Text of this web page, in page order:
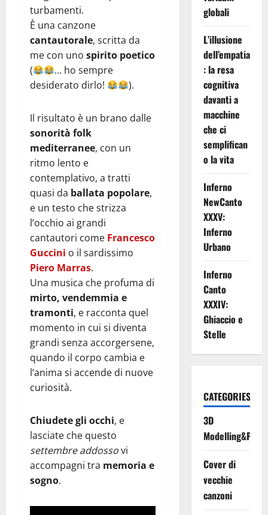
turbamenti.
È una canzone
cantautorale, scritta da
me con uno spirito poetico
(
… ho sempre
desiderato dirlo!
).
Il risultato è un brano dalle
sonorità folk
mediterranee, con un
ritmo lento e
contemplativo, a tratti
quasi da ballata popolare,
e un testo che strizza
l’occhio ai grandi
cantautori come Francesco
Guccini o il sardissimo
Piero Marras.
Una musica che profuma di
mirto, vendemmia e
tramonti, e racconta quel
momento in cui si diventa
grandi senza accorgersene,
quando il corpo cambia e
l’anima si accende di nuove
curiosità.
Chiudete gli occhi, e
lasciate che questo
settembre addossovi
accompagni tra memoria e
sogno.
globali
L’illusione
dell’empatia
: la resa
cognitiva
davanti a
macchine
che ci
semplifican
o la vita
Inferno
NewCanto
XXXV:
Inferno
Urbano
Inferno
Canto
XXXIV:
Ghiaccio e
Stelle
CATEGORIES
3D
Cover di
vecchie
canzoni